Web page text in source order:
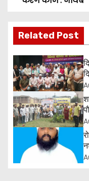
t
n
a
v
i
g
Related Post